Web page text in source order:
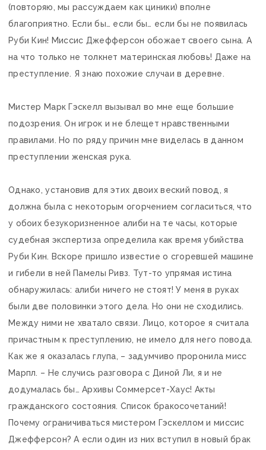
(повторяю, мы рассуждаем как циники) вполне
благоприятно. Если бы… если бы… если бы не появилась
Руби Кин! Миссис Джефферсон обожает своего сына. А
на что только не толкнет материнская любовь! Даже на
преступление. Я знаю похожие случаи в деревне.
Мистер Марк Гэскелл вызывал во мне еще большие
подозрения. Он игрок и не блещет нравственными
правилами. Но по ряду причин мне виделась в данном
преступлении женская рука.
Однако, установив для этих двоих веский повод, я
должна была с некоторым огорчением согласиться, что
у обоих безукоризненное алиби на те часы, которые
судебная экспертиза определила как время убийства
Руби Кин. Вскоре пришло известие о сгоревшей машине
и гибели в ней Памелы Ривз. Тут-то упрямая истина
обнаружилась: алиби ничего не стоят! У меня в руках
были две половинки этого дела. Но они не сходились.
Между ними не хватало связи. Лицо, которое я считала
причастным к преступлению, не имело для него повода.
Как же я оказалась глупа, – задумчиво проронила мисс
Марпл. – Не случись разговора с Диной Ли, я и не
додумалась бы… Архивы Соммерсет-Хаус! Акты
гражданского состояния. Список бракосочетаний!
Почему ограничиваться мистером Гэскеллом и миссис
Джефферсон? А если один из них вступил в новый брак